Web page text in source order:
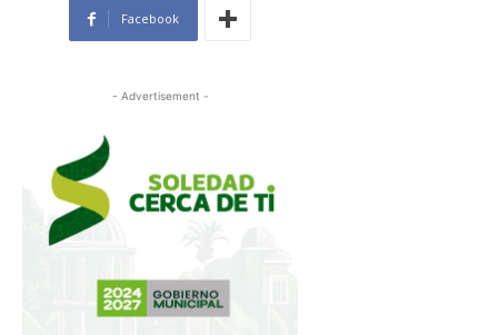
Facebook
- Advertisement -